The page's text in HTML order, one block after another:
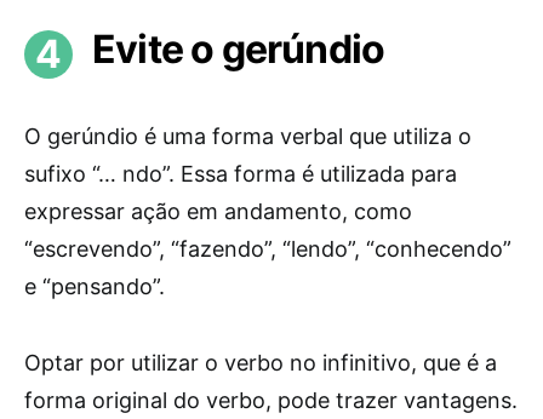
Evite o gerúndio
O gerúndio é uma forma verbal que utiliza o
sufixo “… ndo”. Essa forma é utilizada para
expressar ação em andamento, como
“escrevendo”, “fazendo”, “lendo”, “conhecendo”
e “pensando”.
Optar por utilizar o verbo no infinitivo, que é a
forma original do verbo, pode trazer vantagens.